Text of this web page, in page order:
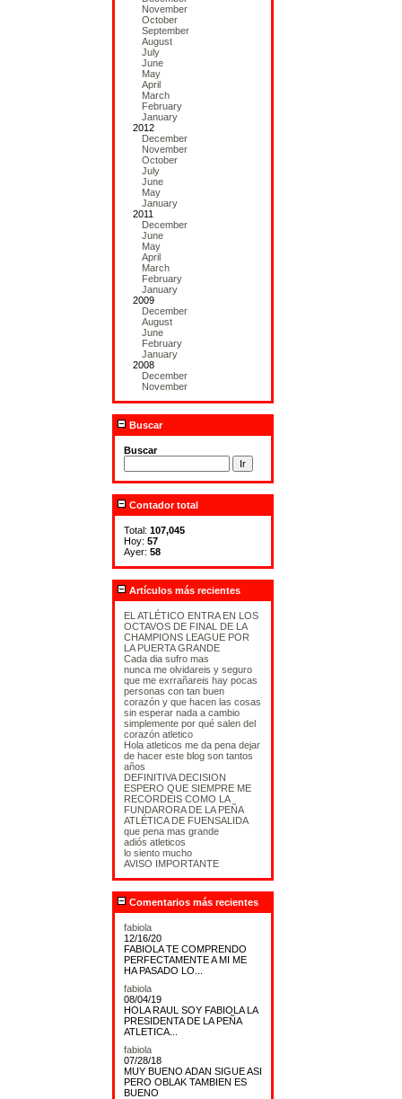
November
October
September
August
July
June
May
April
March
February
January
2012
December
November
October
July
June
May
January
2011
December
June
May
April
March
February
January
2009
December
August
June
February
January
2008
December
November
Buscar
Buscar
Contador total
Total: 107,045
Hoy: 57
Ayer: 58
Artículos más recientes
EL ATLÉTICO ENTRA EN LOS
OCTAVOS DE FINAL DE LA
CHAMPIONS LEAGUE POR
LA PUERTA GRANDE
Cada dia sufro mas
nunca me olvidareis y seguro
que me exrrañareis hay pocas
personas con tan buen
corazón y que hacen las cosas
sin esperar nada a cambio
simplemente por qué salen del
corazón atletico
Hola atleticos me da pena dejar
de hacer este blog son tantos
años
DEFINITIVA DECISION
ESPERO QUE SIEMPRE ME
RECORDEIS COMO LA
FUNDARORA DE LA PEÑA
ATLÉTICA DE FUENSALIDA
que pena mas grande
adiós atleticos
lo siento mucho
AVISO IMPORTANTE
Comentarios más recientes
fabiola
12/16/20
FABIOLA TE COMPRENDO
PERFECTAMENTE A MI ME
HA PASADO LO...
fabiola
08/04/19
HOLA RAUL SOY FABIOLA LA
PRESIDENTA DE LA PEÑA
ATLETICA...
fabiola
07/28/18
MUY BUENO ADAN SIGUE ASI
PERO OBLAK TAMBIEN ES
BUENO